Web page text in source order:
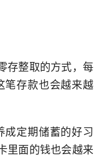
存整取的方式，每
笔存款也会越来越
定期储蓄的好习
里面的钱也会越来